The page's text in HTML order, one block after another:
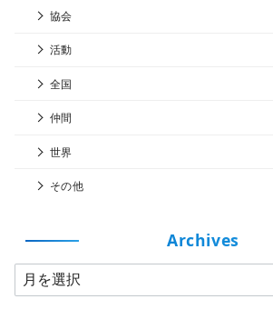
協会
活動
全国
仲間
世界
その他
Archives
r